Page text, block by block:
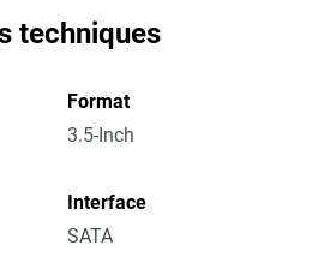
techniques
Format
3.5-Inch
Interface
SATA